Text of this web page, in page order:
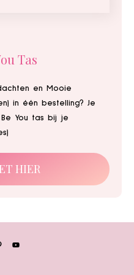
Tas
en Mooie
in één bestelling? Je
You tas bij je
HIER